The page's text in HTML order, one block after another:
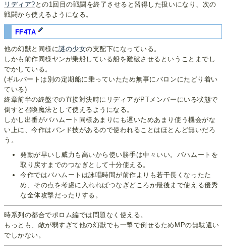
リディア? との1回目の戦闘を終了させると習得した扱いになり、次の
戦闘から使えるようになる。
FF4TA
他の幻獣と同様に謎の少女の支配下になっている。
しかも前作同様ヤンが乗船している船を難破させるということまでし
でかしている。
(ギルバートは別の定期船に乗っていたため無事にバロンにたどり着い
ている)
終章前半の終盤での直接対決時にリディアがPTメンバーにいる状態で
倒すと召喚魔法として使えるようになる。
しかし出番がバハムート同様あまりにも遅いためあまり使う機会がな
い上に、今作はバンド技があるので使われることはほとんど無いだろ
う。
発動が早いし威力も高いから使い勝手は中々いい。バハムートを
取り戻すまでのつなぎとして十分使える。
今作ではバハムートは詠唱時間が前作よりも若干長くなったた
め、その点を考慮に入れればつなぎどころか最後まで使える優秀
な全体攻撃だったりする。
時系列の都合でポロム編では問題なく使える。
もっとも、敵が弱すぎて他の幻獣でも一撃で倒せるためMPの無駄遣い
でしかない。